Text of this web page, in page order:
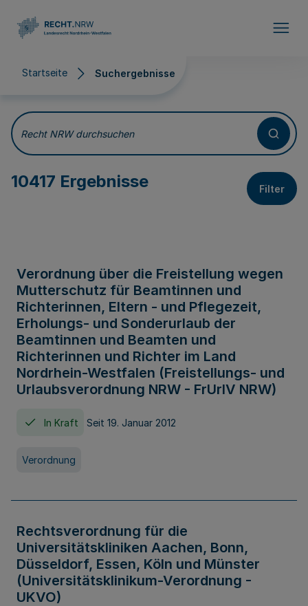
Startseite Suchergebnisse
Suchergebnisse
Recht NRW durchsuchen
10417 Ergebnisse Filter
Verordnung über die Freistellung wegen
Mutterschutz für Beamtinnen und
Richterinnen, Eltern - und Pflegezeit,
Erholungs- und Sonderurlaub der
Beamtinnen und Beamten und
Richterinnen und Richter im Land
Nordrhein-Westfalen (Freistellungs- und
Urlaubsverordnung NRW - FrUrlV NRW)
In Kraft Seit 19. Januar 2012
Verordnung
Rechtsverordnung für die
Universitätskliniken Aachen, Bonn,
Düsseldorf, Essen, Köln und Münster
(Universitätsklinikum-Verordnung -
UKVO)